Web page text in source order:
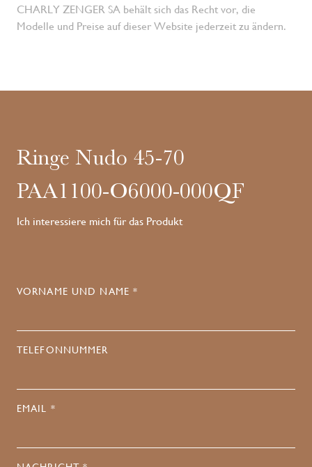
CHARLY ZENGER SA behält sich das Recht vor, die
Modelle und Preise auf dieser Website jederzeit zu ändern.
Ringe Nudo 45-70
PAA1100-O6000-000QF
Ich interessiere mich für das Produkt
VORNAME UND NAME *
TELEFONNUMMER
EMAIL *